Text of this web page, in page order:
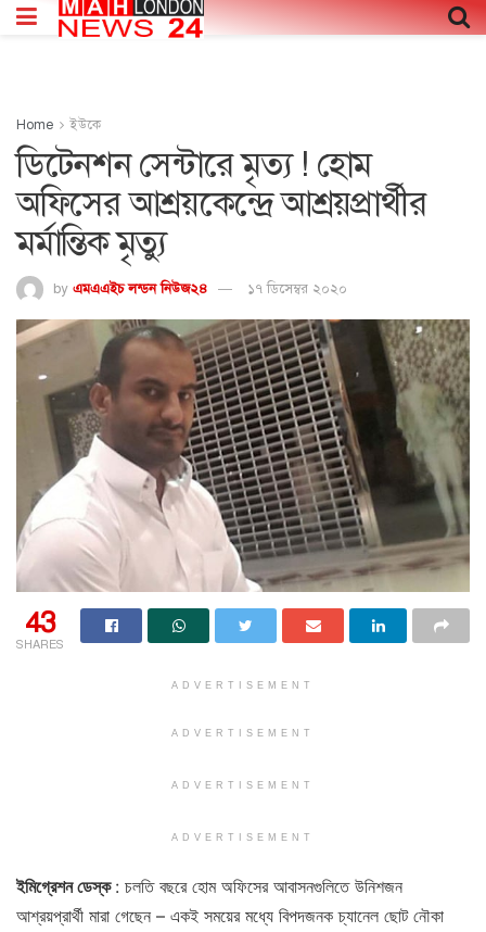
Home ইউকে
ডিটেনশন সেন্টারে মৃত্য ! হোম
অফিসের আশ্রয়কেন্দ্রে আশ্রয়প্রার্থীর
মর্মান্তিক মৃত্যু
by এমএএইচ লন্ডন নিউজ২৪ ১৭ ডিসেম্বর ২০২০
43
SHARES
ADVERTISEMENT
ADVERTISEMENT
ADVERTISEMENT
ADVERTISEMENT
ইমিগ্রেশন ডেস্ক : চলতি বছরে হোম অফিসের আবাসনগুলিতে উনিশজন
আশ্রয়প্রার্থী মারা গেছেন – একই সময়ের মধ্যে বিপদজনক চ্যানেল ছোট নৌকা